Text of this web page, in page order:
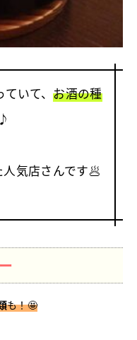
ていて、お酒の種
♪
気店さんです🥟
も！🤩